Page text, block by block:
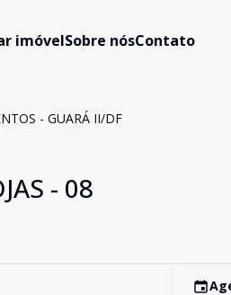
imóvelSobre nósContato
- GUARÁ II/DF
- 08